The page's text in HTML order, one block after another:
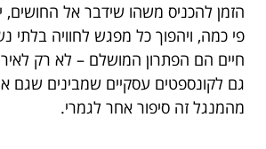
הזמן להכניס משהו שידבר אל החושים,
פי כמה, ויהפוך כל מפגש לחוויה בלתי
חיים הם הפתרון המושלם – לא רק
גם לקונספטים עסקיים שמבינים שגם
מהמנגל זה סיפור אחר לגמרי.